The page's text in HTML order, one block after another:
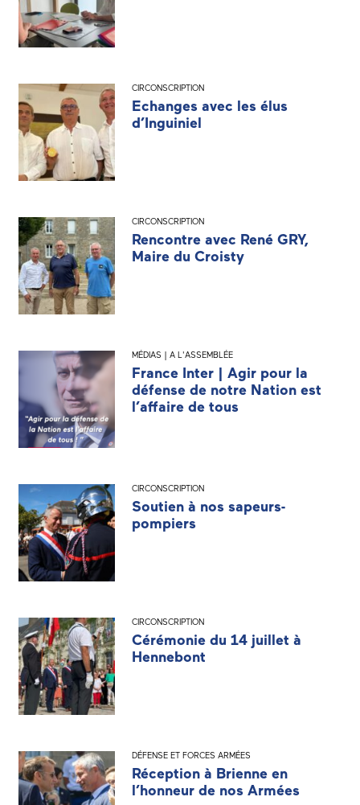
CIRCONSCRIPTION
Echanges avec les élus
d’Inguiniel
CIRCONSCRIPTION
Rencontre avec René GRY,
Maire du Croisty
MÉDIAS | A L'ASSEMBLÉE
France Inter | Agir pour la
défense de notre Nation est
l’affaire de tous
CIRCONSCRIPTION
Soutien à nos sapeurs-
pompiers
CIRCONSCRIPTION
Cérémonie du 14 juillet à
Hennebont
DÉFENSE ET FORCES ARMÉES
Réception à Brienne en
l’honneur de nos Armées